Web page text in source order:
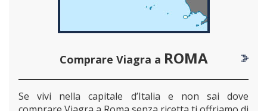
Comprare Viagra a ROMA
Se vivi nella capitale d’Italia e non sai dove